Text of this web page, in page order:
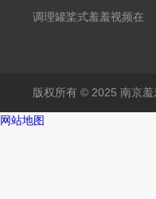
调理罐桨式羞羞视频在
版权所有 © 2025 南京
网站地图